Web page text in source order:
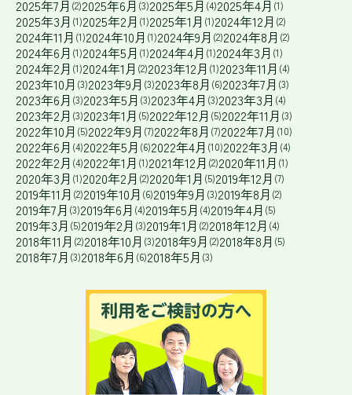
2025年7月 (2)2025年6月 (3)2025年5月 (4)2025年4月 (1)
2025年3月 (1)2025年2月 (1)2025年1月 (1)2024年12月 (2)
2024年11月 (1)2024年10月 (1)2024年9月 (2)2024年8月 (2)
2024年6月 (1)2024年5月 (1)2024年4月 (1)2024年3月 (1)
2024年2月 (1)2024年1月 (2)2023年12月 (1)2023年11月 (4)
2023年10月 (3)2023年9月 (3)2023年8月 (6)2023年7月 (3)
2023年6月 (3)2023年5月 (3)2023年4月 (3)2023年3月 (4)
2023年2月 (3)2023年1月 (5)2022年12月 (5)2022年11月 (3)
2022年10月 (5)2022年9月 (7)2022年8月 (7)2022年7月 (10)
2022年6月 (4)2022年5月 (6)2022年4月 (10)2022年3月 (4)
2022年2月 (4)2022年1月 (1)2021年12月 (2)2020年11月 (1)
2020年3月 (1)2020年2月 (2)2020年1月 (5)2019年12月 (7)
2019年11月 (2)2019年10月 (6)2019年9月 (3)2019年8月 (2)
2019年7月 (3)2019年6月 (4)2019年5月 (4)2019年4月 (5)
2019年3月 (5)2019年2月 (3)2019年1月 (2)2018年12月 (4)
2018年11月 (2)2018年10月 (3)2018年9月 (2)2018年8月 (5)
2018年7月 (3)2018年6月 (6)2018年5月 (3)